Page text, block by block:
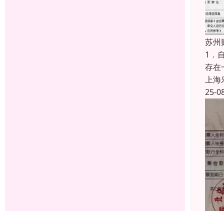
苏州
1．
存在
上海
25-